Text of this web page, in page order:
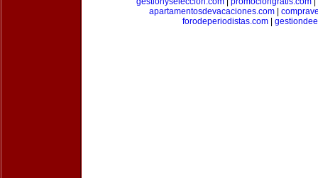
apartamentosdevacaciones.com|
forodeperiodistas.com